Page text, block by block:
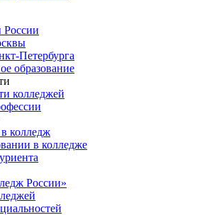
России
Петербурга
образование
колледжей
колледж
в колледже
России»